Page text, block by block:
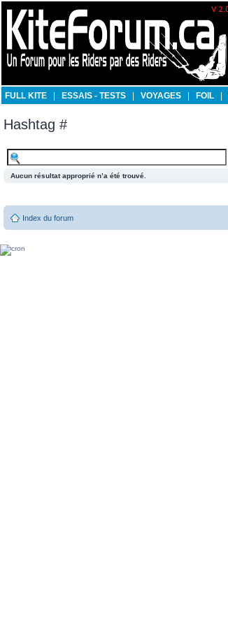
FULL KITE ESSAIS - TESTS VOYAGES FOIL
Hashtag #
Aucun résultat approprié n’a été trouvé.
Index du forum